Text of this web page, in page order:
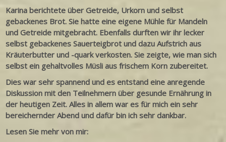
Karina berichtete über Getreide, Urkorn und selbst
gebackenes Brot. Sie hatte eine eigene Mühle für Mandeln
und Getreide mitgebracht. Ebenfalls durften wir ihr lecker
selbst gebackenes Sauerteigbrot und dazu Aufstrich aus
Kräuterbutter und -quark verkosten. Sie zeigte, wie man sich
selbst ein gehaltvolles Müsli aus frischem Korn zubereitet.
Dies war sehr spannend und es entstand eine anregende
Diskussion mit den Teilnehmern über gesunde Ernährung in
der heutigen Zeit. Alles in allem war es für mich ein sehr
bereichernder Abend und dafür bin ich sehr dankbar.
Lesen Sie mehr von mir: